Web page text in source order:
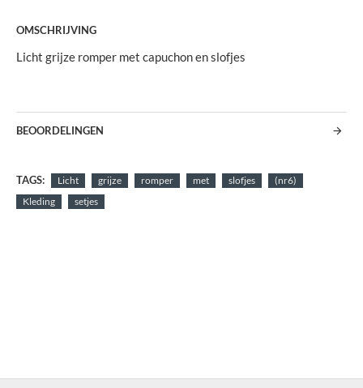
OMSCHRIJVING
Licht grijze romper met capuchon en slofjes
BEOORDELINGEN
TAGS: Licht grijze romper met slofjes
(nr6)
Kleding
setjes